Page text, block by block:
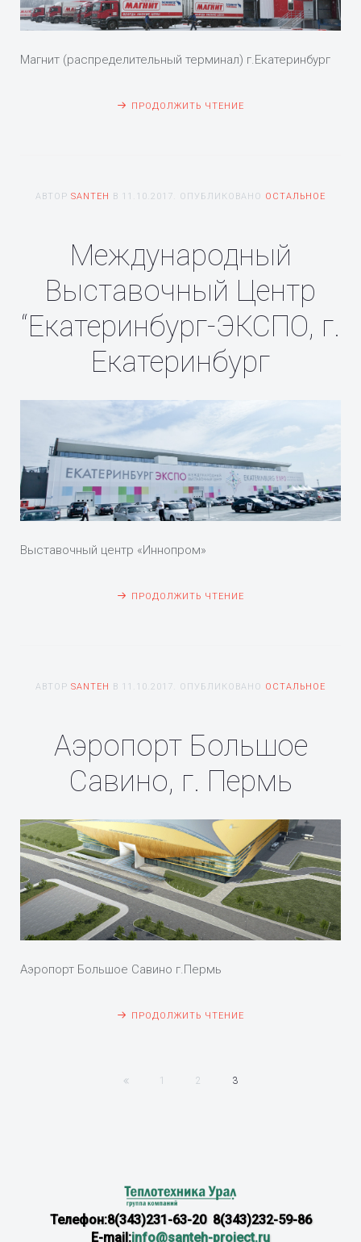
Магнит (распределительный терминал) г.Екатеринбург
ПРОДОЛЖИТЬ ЧТЕНИЕ
АВТОР SANTEH В 11.10.2017 . ОПУБЛИКОВАНО ОСТАЛЬНОЕ
Международный
Выставочный Центр
“Екатеринбург-ЭКСПО, г.
Екатеринбург
Выставочный центр «Иннопром»
ПРОДОЛЖИТЬ ЧТЕНИЕ
АВТОР SANTEH В 11.10.2017 . ОПУБЛИКОВАНО ОСТАЛЬНОЕ
Аэропорт Большое
Савино, г. Пермь
Аэропорт Большое Савино г.Пермь
ПРОДОЛЖИТЬ ЧТЕНИЕ
1 2 3
Телефон:8(343)231-63-20 8(343)232-59-86
E-mail:info@santeh-project.ru